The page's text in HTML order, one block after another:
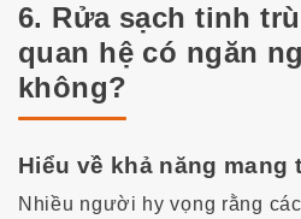
6. Rửa sạch tinh
quan hệ có ngăn
không?
Hiểu về khả năng mang
Nhiều người hy vọng rằng